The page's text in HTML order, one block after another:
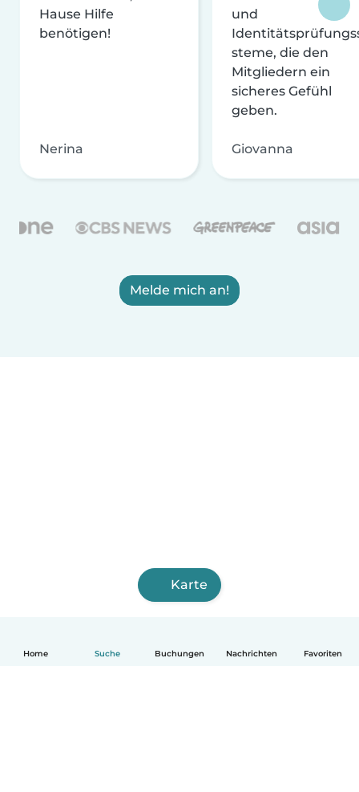
Home Suche Buchungen Nachrichten Favoriten
Hause Hilfe
benötigen!
Nerina
und
steme, die den
Mitgliedern ein
sicheres Gefühl
geben.
Giovanna
Melde mich an!
Karte